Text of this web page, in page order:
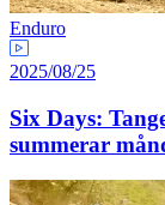
Enduro
2025/08/25
Six Days:
summerar